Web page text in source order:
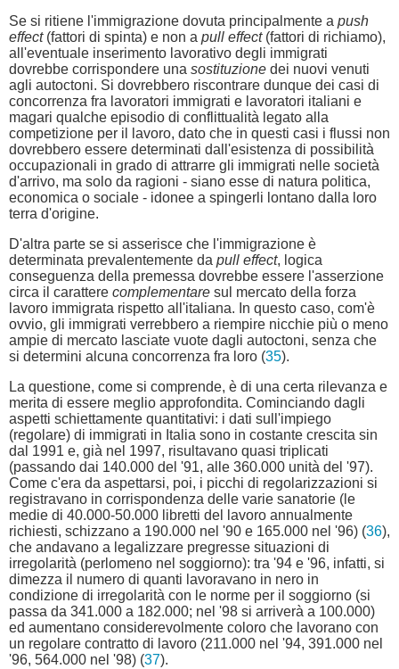
Se si ritiene l'immigrazione dovuta principalmente a push
effect(fattori di spinta) e non a pull effect(fattori di richiamo),
all'eventuale inserimento lavorativo degli immigrati
dovrebbe corrispondere una sostituzione dei nuovi venuti
agli autoctoni. Si dovrebbero riscontrare dunque dei casi di
concorrenza fra lavoratori immigrati e lavoratori italiani e
magari qualche episodio di conflittualità legato alla
competizione per il lavoro, dato che in questi casi i flussi non
dovrebbero essere determinati dall'esistenza di possibilità
occupazionali in grado di attrarre gli immigrati nelle società
d'arrivo, ma solo da ragioni - siano esse di natura politica,
economica o sociale - idonee a spingerli lontano dalla loro
terra d'origine.
D'altra parte se si asserisce che l'immigrazione è
determinata prevalentemente da pull effect, logica
conseguenza della premessa dovrebbe essere l'asserzione
circa il carattere complementare sul mercato della forza
lavoro immigrata rispetto all'italiana. In questo caso, com'è
ovvio, gli immigrati verrebbero a riempire nicchie più o meno
ampie di mercato lasciate vuote dagli autoctoni, senza che
si determini alcuna concorrenza fra loro (35).
La questione, come si comprende, è di una certa rilevanza e
merita di essere meglio approfondita. Cominciando dagli
aspetti schiettamente quantitativi: i dati sull'impiego
(regolare) di immigrati in Italia sono in costante crescita sin
dal 1991 e, già nel 1997, risultavano quasi triplicati
(passando dai 140.000 del '91, alle 360.000 unità del '97).
Come c'era da aspettarsi, poi, i picchi di regolarizzazioni si
registravano in corrispondenza delle varie sanatorie (le
medie di 40.000-50.000 libretti del lavoro annualmente
richiesti, schizzano a 190.000 nel '90 e 165.000 nel '96) (36),
che andavano a legalizzare pregresse situazioni di
irregolarità (perlomeno nel soggiorno): tra '94 e '96, infatti, si
dimezza il numero di quanti lavoravano in nero in
condizione di irregolarità con le norme per il soggiorno (si
passa da 341.000 a 182.000; nel '98 si arriverà a 100.000)
ed aumentano considerevolmente coloro che lavorano con
un regolare contratto di lavoro (211.000 nel '94, 391.000 nel
'96, 564.000 nel '98) (37).